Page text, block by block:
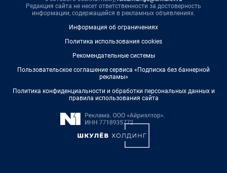
Редакция сайта не несет ответственности за достоверность
информации, содержащейся в рекламных объявлениях.
Информация об ограничениях
Политика использования cookies
Рекомендательные системы
Пользовательское соглашение сервиса «Подписка без баннерной
рекламы»
Политика конфиденциальности и обработки персональных данных и
правила использования сайта